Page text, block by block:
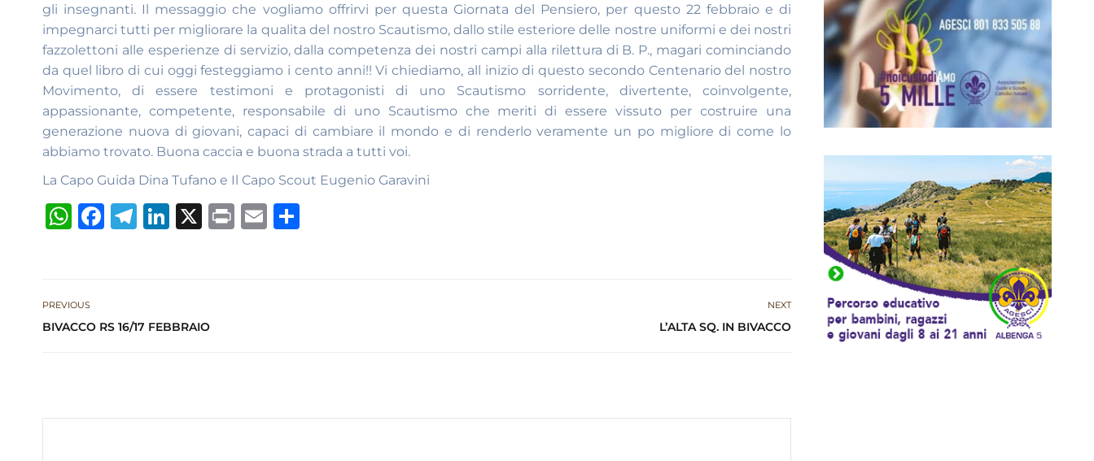
gli insegnanti. Il messaggio che vogliamo offrirvi per questa Giornata del Pensiero, per questo 22 febbraio e di
impegnarci tutti per migliorare la qualita del nostro Scautismo, dallo stile esteriore delle nostre uniformi e dei nostri
fazzolettoni alle esperienze di servizio, dalla competenza dei nostri campi alla rilettura di B. P., magari cominciando
da quel libro di cui oggi festeggiamo i cento anni!! Vi chiediamo, all inizio di questo secondo Centenario del nostro
Movimento, di essere testimoni e protagonisti di uno Scautismo sorridente, divertente, coinvolgente,
appassionante, competente, responsabile di uno Scautismo che meriti di essere vissuto per costruire una
generazione nuova di giovani, capaci di cambiare il mondo e di renderlo veramente un po migliore di come lo
abbiamo trovato. Buona caccia e buona strada a tutti voi.
La Capo Guida Dina Tufano e Il Capo Scout Eugenio Garavini
W
s
A
F
b
T
ra
Li
dI
X
P
E
PREVIOUS
BIVACCO RS 16/17 FEBBRAIO
NEXT
L’ALTA SQ. IN BIVACCO